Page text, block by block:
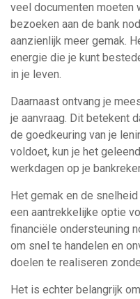
veel documenten moeten
bezoeken aan de bank
aanzienlijk meer gemak.
energie die je kunt
in je leven.
Daarnaast ontvang je
je aanvraag. Dit betekent
de goedkeuring van je
voldoet, kun je het
werkdagen op je
Het gemak en de
een aantrekkelijke optie
financiële ondersteuning
om snel te handelen en
doelen te realiseren
Het is echter belangrijk